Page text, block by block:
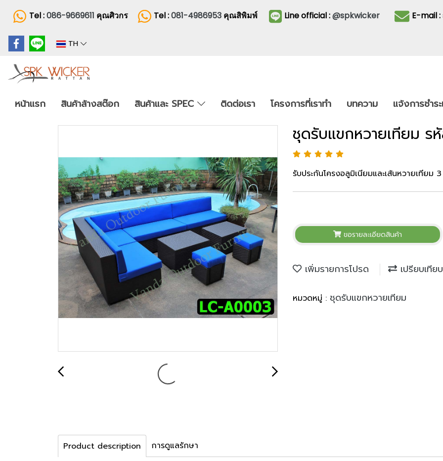
Tel :086-9669611 คุณศิวกร Tel :081-4986953 คุณสิพิมพ์ Line official :@spkwicker E-mail
TH
หน้าแรก สินค้าล้างสต๊อก สินค้าและ SPEC ติดต่อเรา โครงการที่เราทำ บทความ แจ้งการชำร
ชุดรับแขกหวายเทียม ร
รับประกันโครงอลูมิเนียมและเส้นหวายเทียม
ขอรายละเอียดสินค้า
เพิ่มรายการโปรด เปรียบเทียบ
หมวดหมู่ : ชุดรับแขกหวายเทียม
Product description การดูแลรักษา